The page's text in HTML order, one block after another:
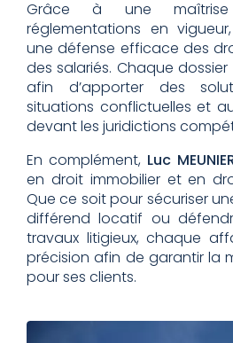
Grâce à une
réglementations en vigueur,
une défense efficace des
des salariés. Chaque
afin d’apporter des
situations conflictuelles et
devant les juridictions
En complément, Luc
en droit immobilier et en
Que ce soit pour sécuriser
différend locatif ou
travaux litigieux, chaque
précision afin de garantir la
pour ses clients.